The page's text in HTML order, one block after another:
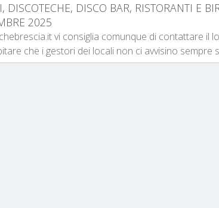
DISCOTECHE, DISCO BAR, RISTORANTI E
2025
vi consiglia comunque di contattare il
che i gestori dei locali non ci avvisino sempre